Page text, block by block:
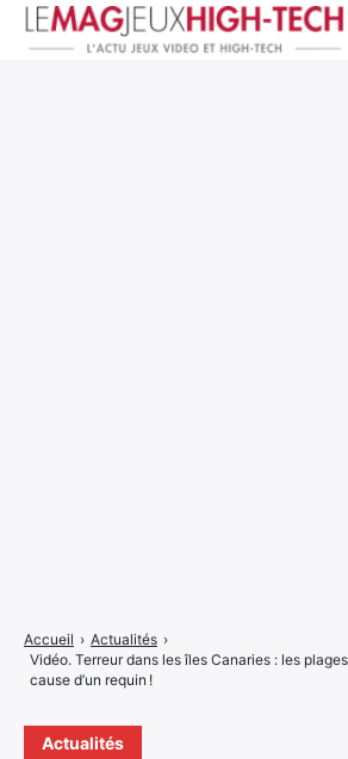
Actualités
Accueil › Actualités ›
Vidéo. Terreur dans les îles Canaries : les
cause d’un requin !